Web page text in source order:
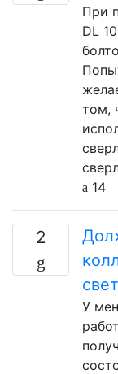
При
DL
том,
14
2
У